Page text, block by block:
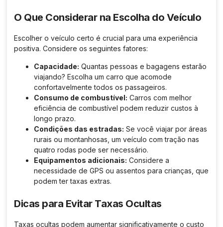
O Que Considerar na Escolha do Veículo
Escolher o veículo certo é crucial para uma experiência
positiva. Considere os seguintes fatores:
Capacidade: Quantas pessoas e bagagens estarão
viajando? Escolha um carro que acomode
confortavelmente todos os passageiros.
Consumo de combustível: Carros com melhor
eficiência de combustível podem reduzir custos à
longo prazo.
Condições das estradas: Se você viajar por áreas
rurais ou montanhosas, um veículo com tração nas
quatro rodas pode ser necessário.
Equipamentos adicionais: Considere a
necessidade de GPS ou assentos para crianças, que
podem ter taxas extras.
Dicas para Evitar Taxas Ocultas
Taxas ocultas podem aumentar significativamente o custo